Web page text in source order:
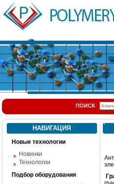
ПОИСК
НАВИГАЦИЯ
Новые технологии
Новинки
Технологии
Подбор оборудования